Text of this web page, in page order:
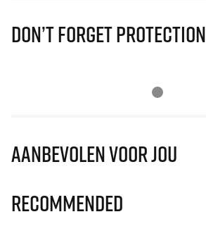
Don’t Forget Protection
Aanbevolen voor jou
Recommended